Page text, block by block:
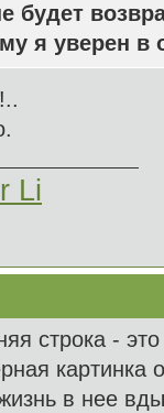
будет
я уверен в
Li
строка -
картинка
в нее